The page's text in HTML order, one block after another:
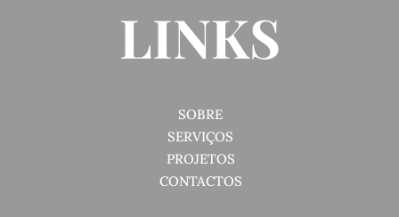
LINKS
SOBRE
SERVIÇOS
PROJETOS
CONTACTOS